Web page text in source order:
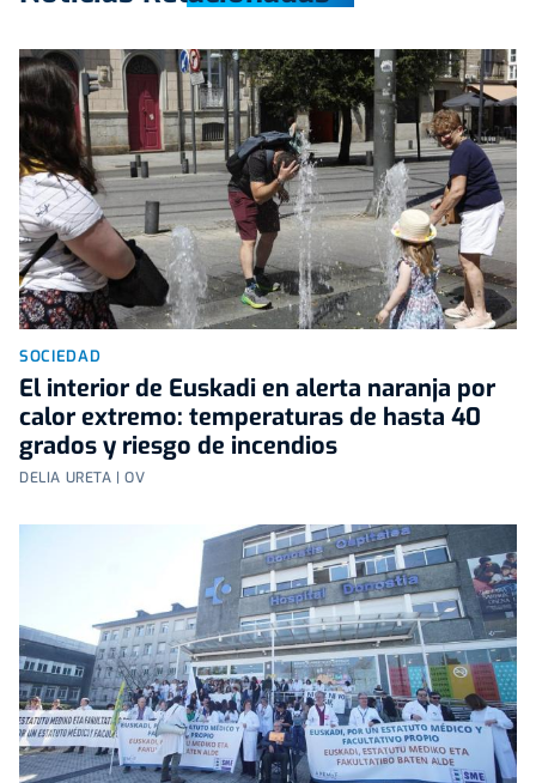
SOCIEDAD
El interior de Euskadi en alerta naranja por
calor extremo: temperaturas de hasta 40
grados y riesgo de incendios
DELIA URETA | OV